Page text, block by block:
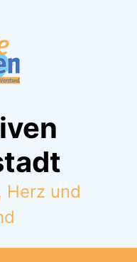
Herz und